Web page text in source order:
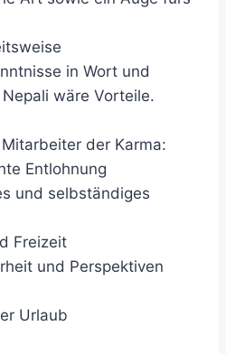
in Wort und
wäre Vorteile.
der Karma:
Entlohnung
und selbständiges
Freizeit
und Perspektiven
Urlaub